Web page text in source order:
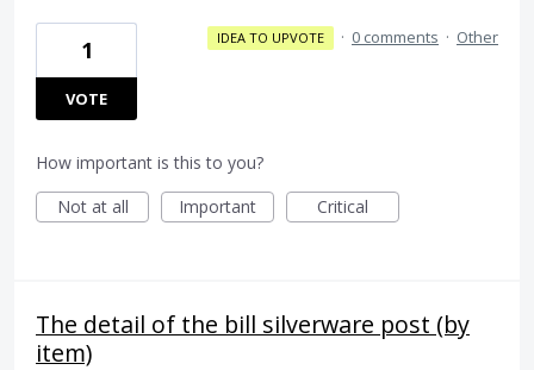
1
VOTE
IDEA TO UPVOTE · 0 comments · Other
How important is this to you?
Not at all
Important Critical
The detail of the bill silverware post (by
item)